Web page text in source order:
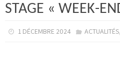
STAGE « WEEK-
1 DÉCEMBRE 2024 ACTUALITÉS,